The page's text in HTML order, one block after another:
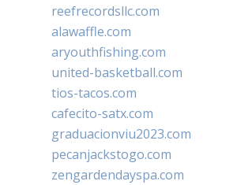
reefrecordsllc.com
alawaffle.com
aryouthfishing.com
united-basketball.com
tios-tacos.com
cafecito-satx.com
graduacionviu2023.com
pecanjackstogo.com
zengardendayspa.com